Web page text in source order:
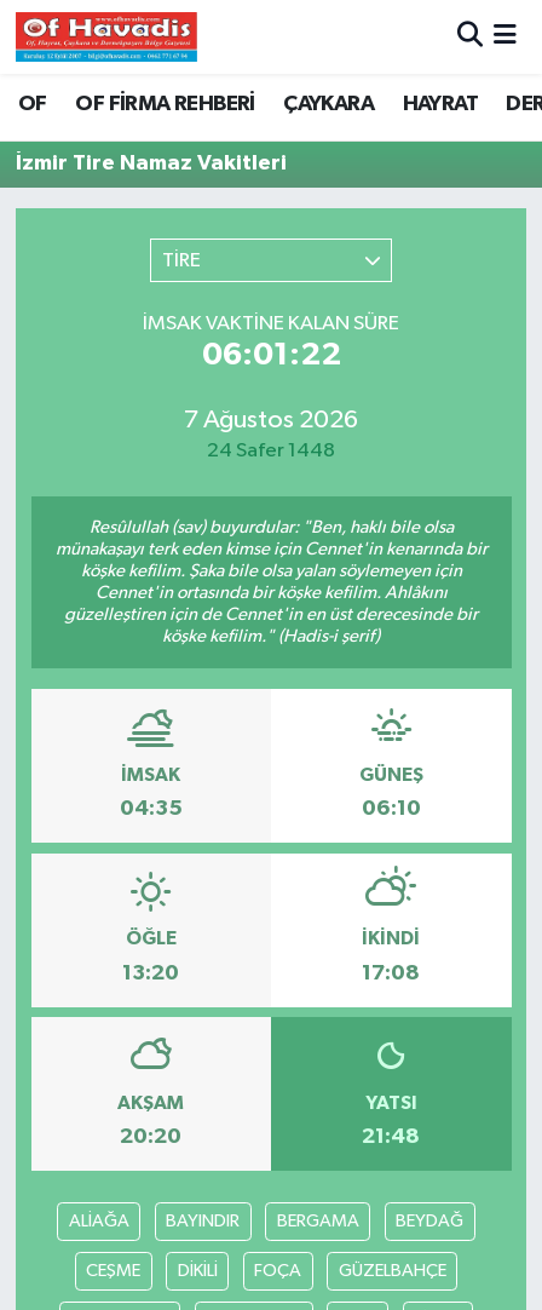
OF OF FİRMA REHBERİ ÇAYKARA HAYRAT
İzmir Tire Namaz Vakitleri
TİRE
İMSAK VAKTINE KALAN SÜRE
06:01:22
7 Ağustos 2026
24 Safer 1448
Resûlullah (sav) buyurdular: "Ben, haklı bile olsa
münakaşayı terk eden kimse için Cennet'in kenarında bir
köşke kefilim. Şaka bile olsa yalan söylemeyen için
Cennet'in ortasında bir köşke kefilim. Ahlâkını
güzelleştiren için de Cennet'in en üst derecesinde bir
köşke kefilim." (Hadis-i şerif)
İMSAK
04:35
GÜNEŞ
06:10
ÖĞLE
13:20
İKINDI
17:08
AKŞAM
20:20
YATSI
21:48
ALİAĞA BAYINDIR BERGAMA BEYDAĞ
CEŞME DİKİLİ FOÇA GÜZELBAHÇE
Trabzon Nöbetçi Eczaneler
Trabzon Hava Durumu
Trabzon Namaz Vakitleri
Trabzon Trafik Yoğunluk Haritası
Süper Lig Puan Durumu ve Fikstür
Son Dakika Haberleri
Haber Arşivi